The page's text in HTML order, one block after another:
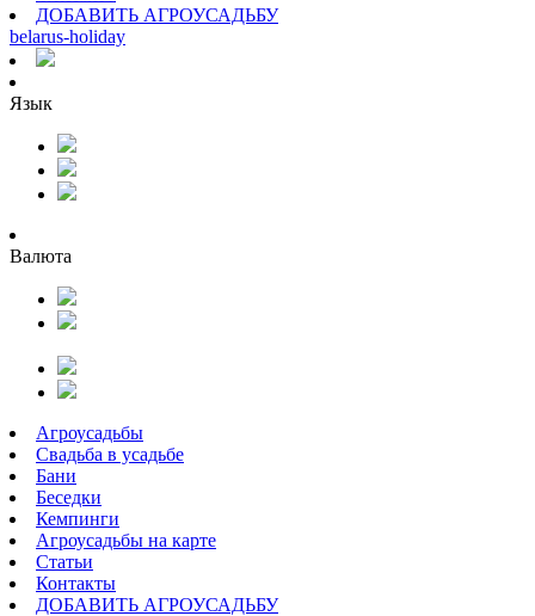
ДОБАВИТЬ АГРОУСАДЬБУ
belarus-holiday
Язык
Валюта
Агроусадьбы
Свадьба в усадьбе
Бани
Беседки
Кемпинги
Агроусадьбы на карте
Статьи
Контакты
ДОБАВИТЬ АГРОУСАДЬБУ